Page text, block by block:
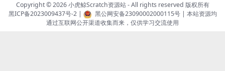
Copyright © 2026小虎鲸Scratch资源站- All rights reserved 版权所有
黑ICP备2023009437号-2| 黑公网安备23090002000115号| 本站资源均
通过互联网公开渠道收集而来，仅供学习交流使用